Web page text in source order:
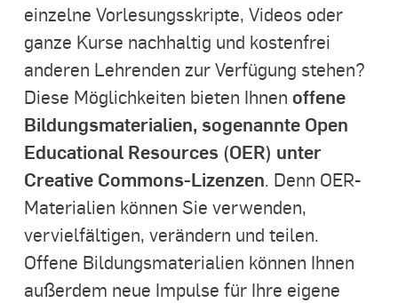
einzelne Vorlesungsskripte, Videos oder
ganze Kurse nachhaltig und kostenfrei
anderen Lehrenden zur Verfügung stehen?
Diese Möglichkeiten bieten Ihnen offene
Bildungsmaterialien, sogenannte Open
Educational Resources (OER) unter
Creative Commons-Lizenzen. Denn OER-
Materialien können Sie verwenden,
vervielfältigen, verändern und teilen.
Offene Bildungsmaterialien können Ihnen
außerdem neue Impulse für Ihre eigene